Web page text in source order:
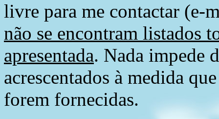
livre para me contactar (e-
não se encontram listados
apresentada. Nada impede
acrescentados à medida
forem fornecidas.